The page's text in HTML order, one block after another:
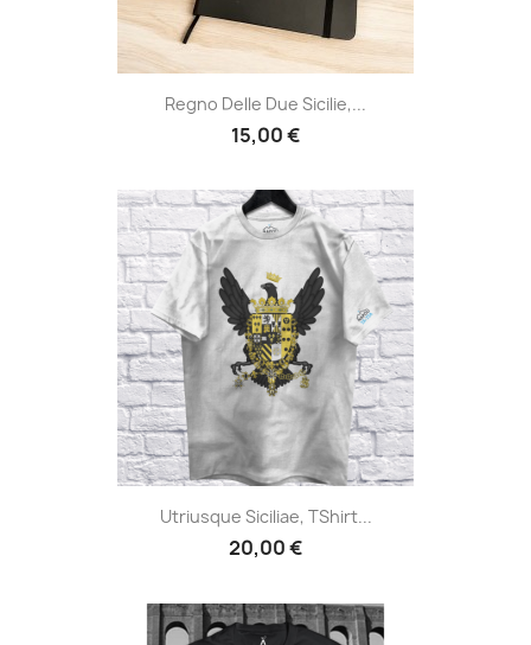
Regno Delle Due Sicilie,...
15,00 €
Utriusque Siciliae, TShirt...
20,00 €